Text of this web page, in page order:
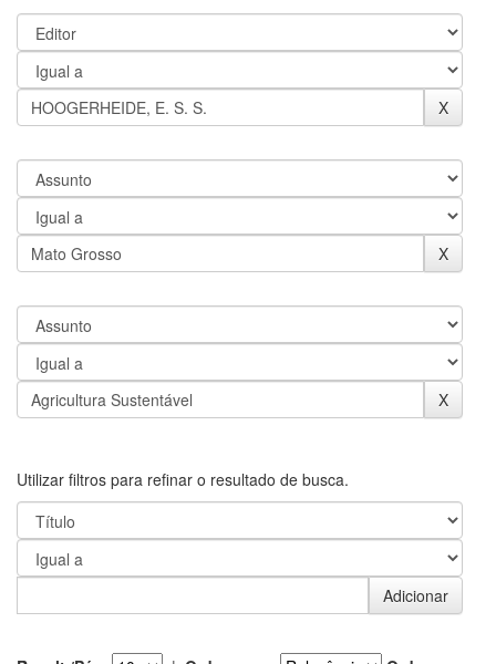
Utilizar filtros para refinar o resultado de busca.